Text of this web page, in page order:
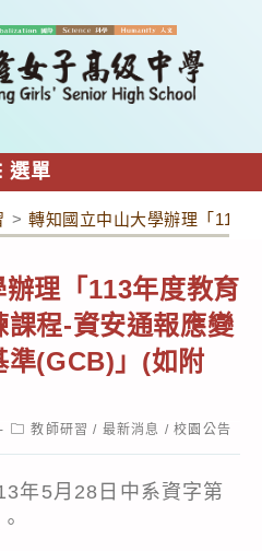
選單
> 轉知國立中山大學辦理「113
辦理「113年度教育
課程-資安通報應變
準(GCB)」(如附
Post教師研習 / 最新消息 / 校園公告
年5月28日中系資字第